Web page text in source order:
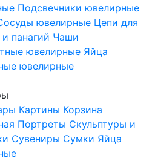
Подсвечники ювелирные
ювелирные Цепи для
панагий Чаши
ювелирные Яйца
ювелирные
Картины Корзина
Портреты Скульптуры и
Сувениры Сумки Яйца